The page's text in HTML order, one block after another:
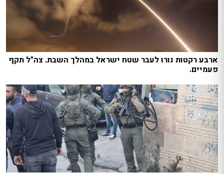
ארבע רקטות נורו לעבר שטח ישראל במהלך השבת. צה"ל תקף
פעמיים.